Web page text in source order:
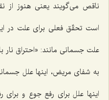
ناقص مى‌گویند یعنى هنوز از
است تحقّق فعلى براى علت در
علت جسمانى مانند: «احتراق نار
به شفاى مریض، اینها علل
اینها علل براى رفع جوع و